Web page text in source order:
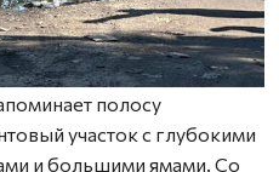
полосу
участок с глубокими
и большими ямами. Со